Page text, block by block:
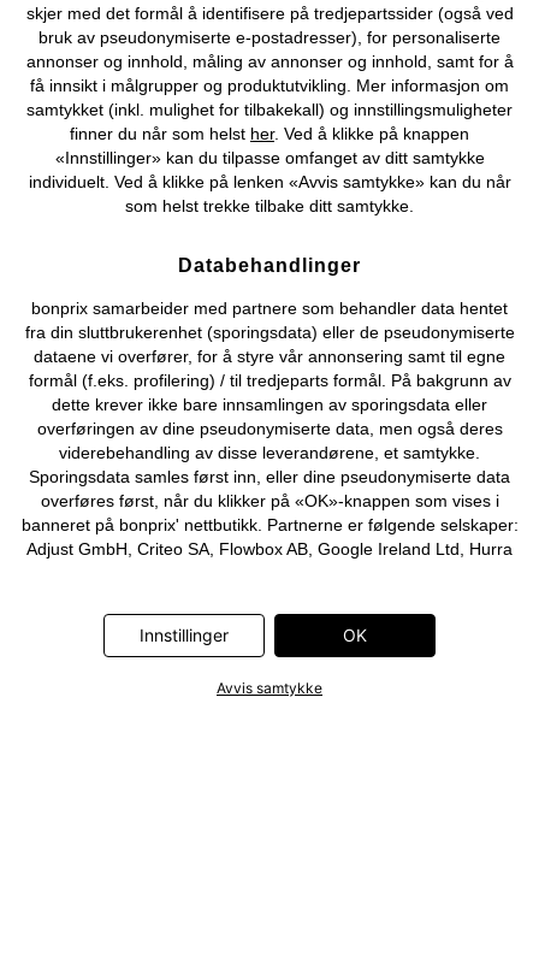
Kjøpsvilkår Personopplysninger Cookie-innstillinger
Om Oss Angre kjøp
© 2026 bonprix.
skjer med det formål å identifisere på tredjepartssider (også ved
bruk av pseudonymiserte e-postadresser), for personaliserte
annonser og innhold, måling av annonser og innhold, samt for å
få innsikt i målgrupper og produktutvikling. Mer informasjon om
samtykket (inkl. mulighet for tilbakekall) og innstillingsmuligheter
finner du når som helst her. Ved å klikke på knappen
«Innstillinger» kan du tilpasse omfanget av ditt samtykke
individuelt. Ved å klikke på lenken «Avvis samtykke» kan du når
som helst trekke tilbake ditt samtykke.
Databehandlinger
bonprix samarbeider med partnere som behandler data hentet
fra din sluttbrukerenhet (sporingsdata) eller de pseudonymiserte
dataene vi overfører, for å styre vår annonsering samt til egne
formål (f.eks. profilering) / til tredjeparts formål. På bakgrunn av
dette krever ikke bare innsamlingen av sporingsdata eller
overføringen av dine pseudonymiserte data, men også deres
viderebehandling av disse leverandørene, et samtykke.
Sporingsdata samles først inn, eller dine pseudonymiserte data
overføres først, når du klikker på «OK»-knappen som vises i
banneret på bonprix' nettbutikk. Partnerne er følgende selskaper:
Adjust GmbH, Criteo SA, Flowbox AB, Google Ireland Ltd, Hurra
Ltd, RTB-House GmbH, Snap Group Ltd, TikTok Information
Technologies UK Ltd. Ytterligere informasjon om
. Informasjonen er også tilgjengelig via en
Innstillinger OK
Avvis samtykke